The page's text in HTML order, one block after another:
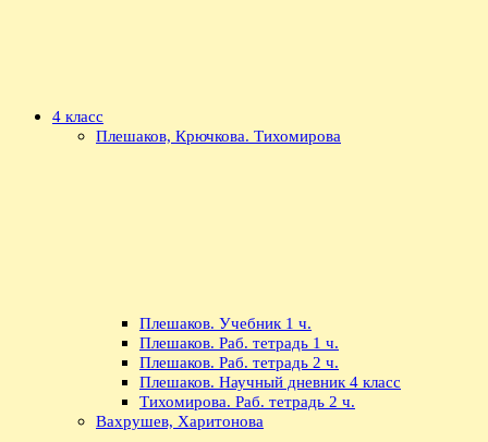
4 класс
Плешаков, Крючкова. Тихомирова
Плешаков. Учебник 1 ч.
Плешаков. Раб. тетрадь 1 ч.
Плешаков. Раб. тетрадь 2 ч.
Плешаков. Научный дневник 4 класс
Тихомирова. Раб. тетрадь 2 ч.
Вахрушев, Харитонова